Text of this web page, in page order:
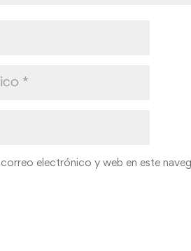
electrónico y web en este